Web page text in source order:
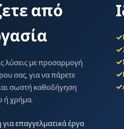
από
λύσεις με προσαρμογή
σας, για να πάρετε
σωστή καθοδήγηση
ή χρήμα.
για επαγγελματικά έργα
✓
✓
✓
✓
✓